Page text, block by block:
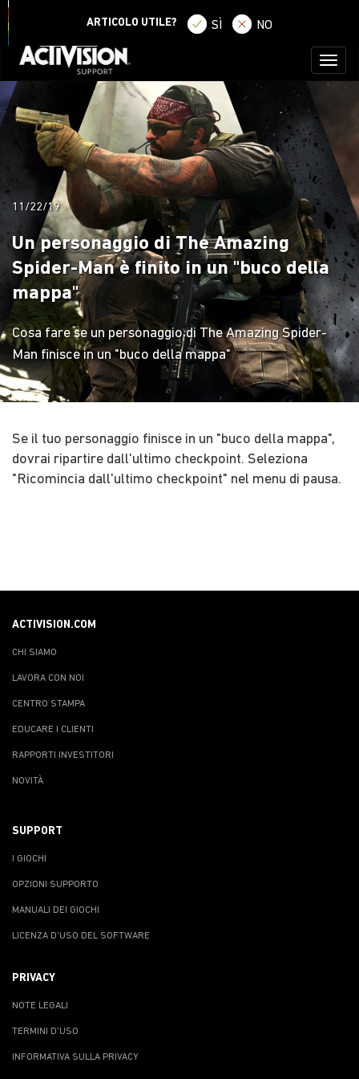
REGISTRATI
ARTICOLO UTILE? SÌ NO
11/22/19
Un personaggio di The Amazing
Spider-Man è finito in un "buco della
mappa"
Cosa fare se un personaggio di The Amazing Spider-
Man finisce in un "buco della mappa"
Se il tuo personaggio finisce in un "buco della mappa",
dovrai ripartire dall'ultimo checkpoint. Seleziona
"Ricomincia dall'ultimo checkpoint" nel menu di pausa.
ACTIVISION.COM
CHI SIAMO
LAVORA CON NOI
CENTRO STAMPA
EDUCARE I CLIENTI
RAPPORTI INVESTITORI
NOVITÀ
SUPPORT
I GIOCHI
OPZIONI SUPPORTO
MANUALI DEI GIOCHI
LICENZA D'USO DEL SOFTWARE
PRIVACY
NOTE LEGALI
TERMINI D'USO
INFORMATIVA SULLA PRIVACY